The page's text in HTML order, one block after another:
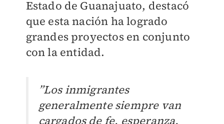
Estado de Guanajuato, destacó
que esta nación ha logrado
grandes proyectos en conjunto
con la entidad.
”Los inmigrantes
generalmente siempre van
cargados de fe, esperanza,